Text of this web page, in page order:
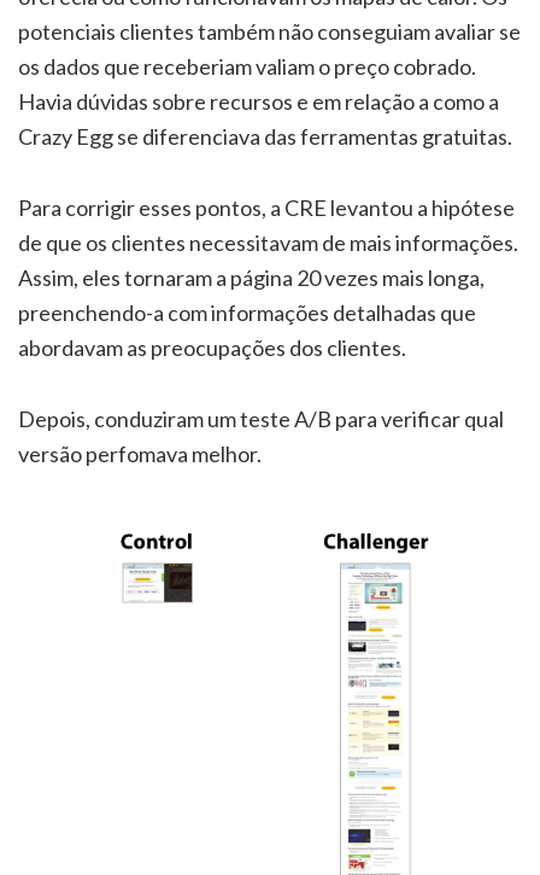
potenciais clientes também não conseguiam avaliar se
os dados que receberiam valiam o preço cobrado.
Havia dúvidas sobre recursos e em relação a como a
Crazy Egg se diferenciava das ferramentas gratuitas.
Para corrigir esses pontos, a CRE levantou a hipótese
de que os clientes necessitavam de mais informações.
Assim, eles tornaram a página 20 vezes mais longa,
preenchendo-a com informações detalhadas que
abordavam as preocupações dos clientes.
Depois, conduziram um teste A/B para verificar qual
versão perfomava melhor.